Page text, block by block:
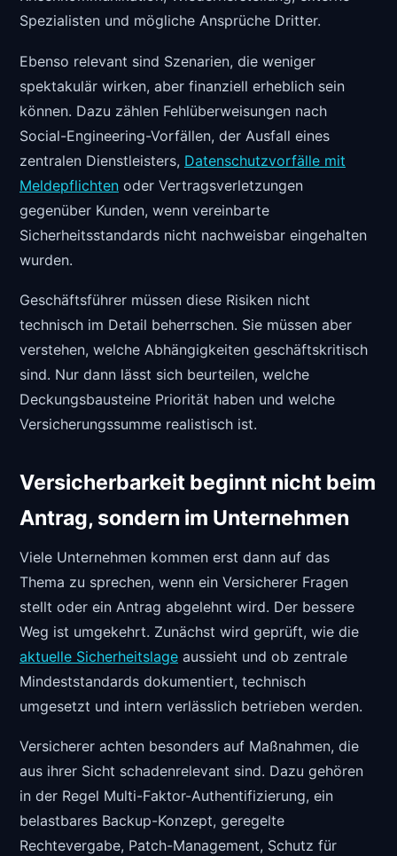
Spezialisten und mögliche Ansprüche Dritter.
Ebenso relevant sind Szenarien, die weniger
spektakulär wirken, aber finanziell erheblich sein
können. Dazu zählen Fehlüberweisungen nach
Social-Engineering-Vorfällen, der Ausfall eines
zentralen Dienstleisters, Datenschutzvorfälle mit
Meldepflichten oder Vertragsverletzungen
gegenüber Kunden, wenn vereinbarte
Sicherheitsstandards nicht nachweisbar eingehalten
wurden.
Geschäftsführer müssen diese Risiken nicht
technisch im Detail beherrschen. Sie müssen aber
verstehen, welche Abhängigkeiten geschäftskritisch
sind. Nur dann lässt sich beurteilen, welche
Deckungsbausteine Priorität haben und welche
Versicherungssumme realistisch ist.
Versicherbarkeit beginnt nicht beim
Antrag, sondern im Unternehmen
Viele Unternehmen kommen erst dann auf das
Thema zu sprechen, wenn ein Versicherer Fragen
stellt oder ein Antrag abgelehnt wird. Der bessere
Weg ist umgekehrt. Zunächst wird geprüft, wie die
aktuelle Sicherheitslage aussieht und ob zentrale
Mindeststandards dokumentiert, technisch
umgesetzt und intern verlässlich betrieben werden.
Versicherer achten besonders auf Maßnahmen, die
aus ihrer Sicht schadenrelevant sind. Dazu gehören
in der Regel Multi-Faktor-Authentifizierung, ein
belastbares Backup-Konzept, geregelte
Rechtevergabe, Patch-Management, Schutz für